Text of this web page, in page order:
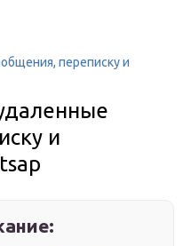
переписку и
и